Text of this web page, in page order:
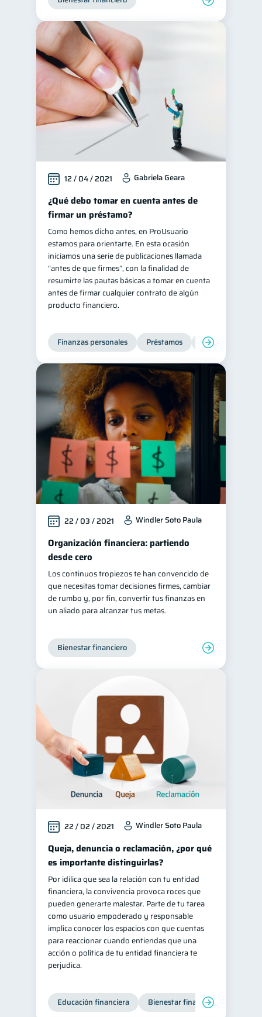
12 / 04 / 2021 Gabriela Geara
¿Qué debo tomar en cuenta antes de
firmar un préstamo?
Como hemos dicho antes, en ProUsuario
estamos para orientarte. En esta ocasión
iniciamos una serie de publicaciones llamada
“antes de que firmes”, con la finalidad de
resumirte las pautas básicas a tomar en cuenta
antes de firmar cualquier contrato de algún
producto financiero.
Finanzas personales Préstamos Entidad
22 / 03 / 2021 Windler Soto Paula
Organización financiera: partiendo
desde cero
Los continuos tropiezos te han convencido de
que necesitas tomar decisiones firmes, cambiar
de rumbo y, por fin, convertir tus finanzas en
un aliado para alcanzar tus metas.
Bienestar financiero
22 / 02 / 2021 Windler Soto Paula
Queja, denuncia o reclamación, ¿por qué
es importante distinguirlas?
Por idílica que sea la relación con tu entidad
financiera, la convivencia provoca roces que
pueden generarte malestar. Parte de tu tarea
como usuario empoderado y responsable
implica conocer los espacios con que cuentas
para reaccionar cuando entiendas que una
acción o política de tu entidad financiera te
perjudica.
Educación financiera Bienestar financiero